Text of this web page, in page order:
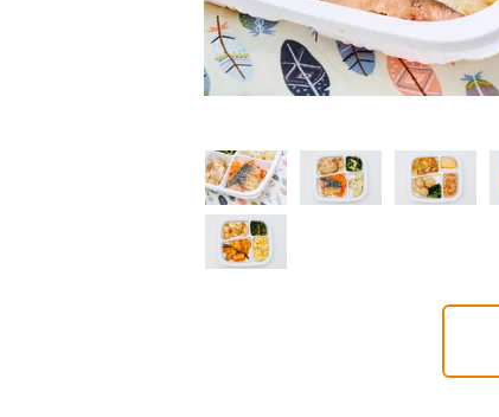
塩分制限食
426円(1食分/税込)
制限食
たんぱく調整食
426円(1食分/税込)